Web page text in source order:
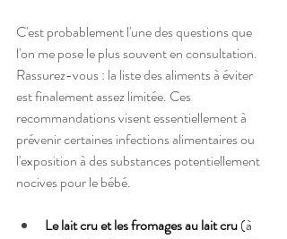
C'est probablement l'une des questions que
l'on me pose le plus souvent en consultation.
Rassurez-vous : la liste des aliments à éviter
est finalement assez limitée. Ces
recommandations visent essentiellement à
prévenir certaines infections alimentaires ou
l'exposition à des substances potentiellement
nocives pour le bébé.
Le lait cru et les fromages au lait cru (à